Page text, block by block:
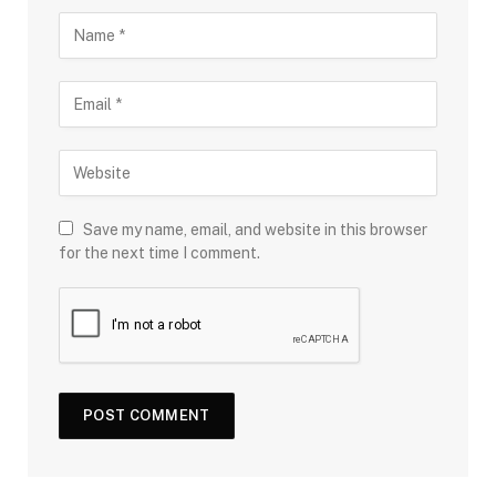
Save my name, email, and website in this browser
for the next time I comment.